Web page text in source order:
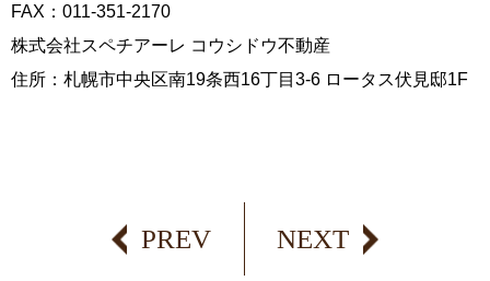
FAX：011-351-2170
株式会社スペチアーレ コウシドウ不動産
住所：札幌市中央区南19条西16丁目3-6 ロータス伏見邸1F
PREV NEXT